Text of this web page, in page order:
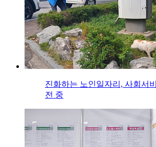
진화하는 노인일자리, 사회서
전 중